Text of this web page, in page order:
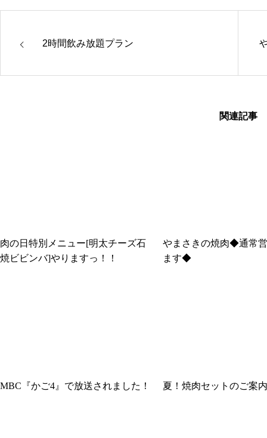
2時間飲み放題プラン
関連記事
肉の日特別メニュー[明太チーズ石
焼ビビンバ]やりますっ！！
やまさきの焼肉◆通常
ます◆
MBC『かご4』で放送されました！ 夏！焼肉セットのご案内